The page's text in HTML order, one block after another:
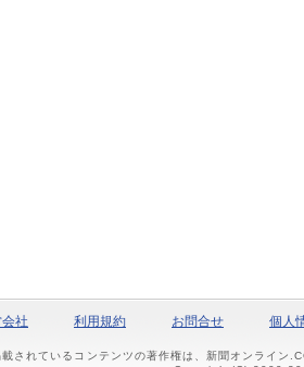
社 利用規約 お問合せ 個人
されているコンテンツの著作権は、新聞オンライン